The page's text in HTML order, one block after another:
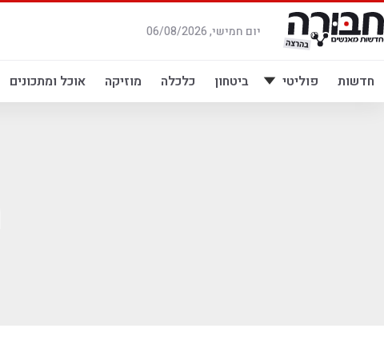
דלג
לתוכן
יום חמישי, 06/08/2026
חדשות פוליטי ביטחון כלכלה מוזיקה אוכל ומתכונים